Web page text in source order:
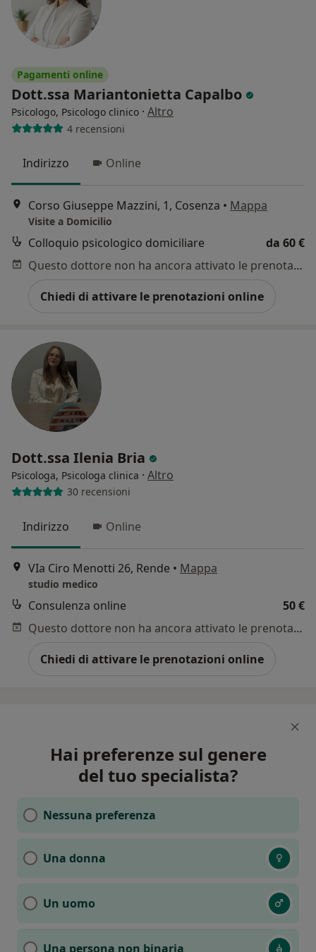
Pagamenti online
Dott.ssa Mariantonietta Capalbo
Psicologo, Psicologo clinico · Altro
4 recensioni
Indirizzo Online
Corso Giuseppe Mazzini, 1, Cosenza • Mappa
Visite a Domicilio
Colloquio psicologico domiciliare
da 60 €
Questo dottore non ha ancora attivato le prenotazioni online presso questo indirizzo.
Chiedi di attivare le prenotazioni online
Dott.ssa Ilenia Bria
Psicologa, Psicologa clinica · Altro
30 recensioni
Indirizzo Online
VIa Ciro Menotti 26, Rende • Mappa
studio medico
Consulenza online
50 €
Questo dottore non ha ancora attivato le prenotazioni online presso questo indirizzo.
Chiedi di attivare le prenotazioni online
Hai preferenze sul genere
del tuo specialista?
Nessuna preferenza
Una donna
Un uomo
Una persona non binaria